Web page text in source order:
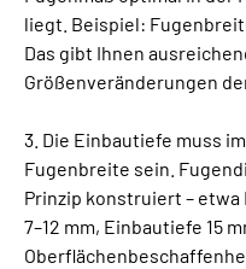
liegt. Beispiel:
Das gibt Ihnen
Größenveränderungen
3. Die Einbautiefe muss
Fugenbreite sein.
Prinzip konstruiert – etwa
7–12 mm, Einbautiefe 15